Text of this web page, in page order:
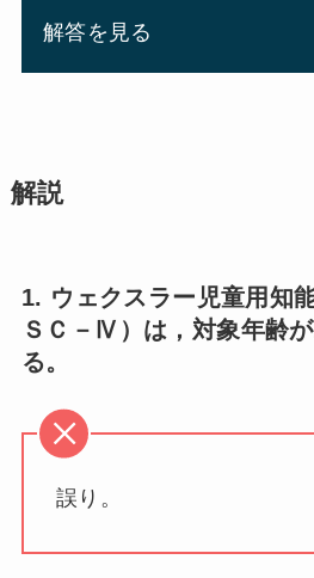
解答を見る
解説
1. ウェクスラー児童用知
ＳＣ－Ⅳ）は，対象年齢
る。
誤り。